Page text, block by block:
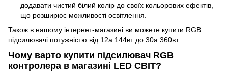
додавати чистий білий колір до своїх кольорових ефектів,
що розширює можливості освітлення.
Також в нашому інтернет-магазині ви можете купити RGB
підсилювачі потужністю від 12а 144вт до 30а 360вт.
Чому варто купити підсилювач RGB
контролера в магазині LED СВІТ?